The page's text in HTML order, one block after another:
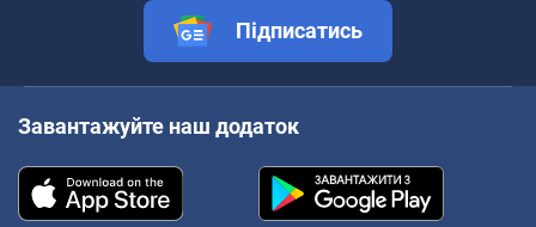
Підписатись
Завантажуйте наш додаток